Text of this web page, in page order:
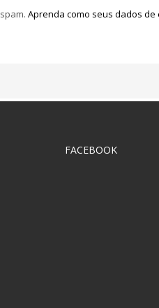
Aprenda como seus dados
FACEBOOK